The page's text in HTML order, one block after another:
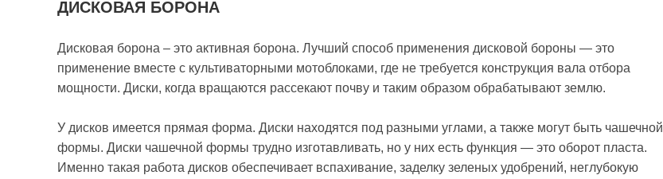
ДИСКОВАЯ БОРОНА
Дисковая борона – это активная борона. Лучший способ применения дисковой бороны — это
применение вместе с культиваторными мотоблоками, где не требуется конструкция вала отбора
мощности. Диски, когда вращаются рассекают почву и таким образом обрабатывают землю.
У дисков имеется прямая форма. Диски находятся под разными углами, а также могут быть чашечной
формы. Диски чашечной формы трудно изготавливать, но у них есть функция — это оборот пласта.
Именно такая работа дисков обеспечивает вспахивание, заделку зеленых удобрений, неглубокую